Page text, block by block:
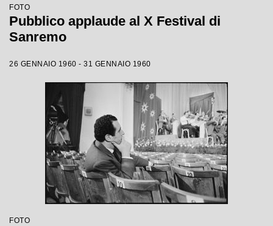
FOTO
Pubblico applaude al X Festival di
Sanremo
26 GENNAIO 1960 - 31 GENNAIO 1960
FOTO